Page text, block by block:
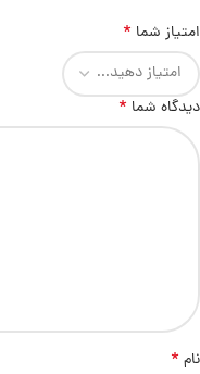
امتیاز شما *
دیدگاه شما *
نام *